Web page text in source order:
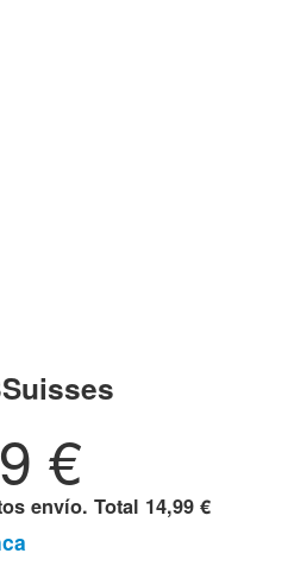
€
envío. Total 14,99 €